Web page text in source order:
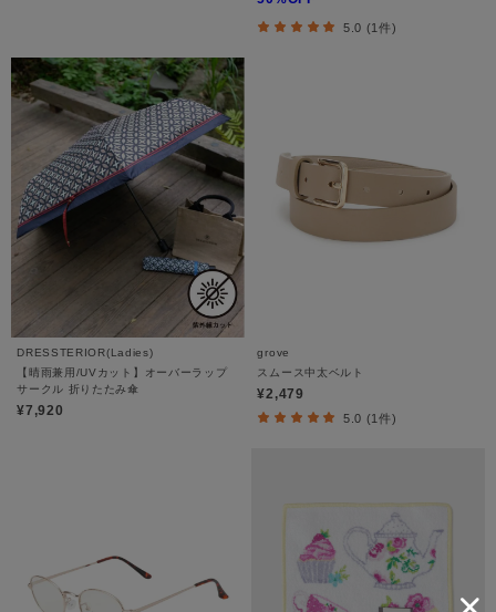
5.0 (1件)
DRESSTERIOR(Ladies)
【晴雨兼用/UVカット】オーバーラップ
サークル 折りたたみ傘
¥7,920
grove
スムース中太ベルト
¥2,479
5.0 (1件)